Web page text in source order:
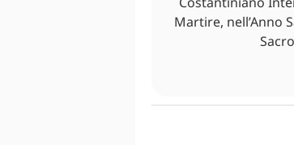
Martire, nell’Anno